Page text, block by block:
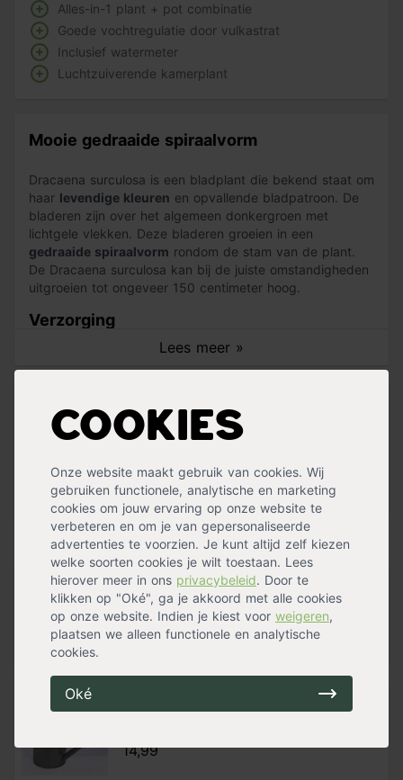
Cookies
Onze website maakt gebruik van cookies. Wij
gebruiken functionele, analytische en marketing
cookies om jouw ervaring op onze website te
verbeteren en om je van gepersonaliseerde
advertenties te voorzien. Je kunt altijd zelf kiezen
welke soorten cookies je wilt toestaan. Lees
hierover meer in ons privacybeleid. Door te
klikken op "Oké", ga je akkoord met alle cookies
op onze website. Indien je kiest voor weigeren,
plaatsen we alleen functionele en analytische
cookies.
Oké
Alles-in-1 plant + pot combinatie
Goede vochtregulatie door vulkastrat
Inclusief watermeter
Luchtzuiverende kamerplant
Mooie gedraaide spiraalvorm
Dracaena surculosa is een bladplant die bekend staat om
haar levendige kleuren en opvallende bladpatroon. De
bladeren zijn over het algemeen donkergroen met
lichtgele vlekken. Deze bladeren groeien in een
gedraaide spiraalvorm rondom de stam van de plant.
De Dracaena surculosa kan bij de juiste omstandigheden
uitgroeien tot ongeveer 150 centimeter hoog.
Lees meer »
Verzorging
voorkom te allen tijde dat de wortels te lang in het water
staan omdat dit kan leiden tot wortelrot. In de winter
geven, terwijl in de zomer een wekelijkse waterbeurt
aanbevolen wordt.
Plantenbak
Baq staat voor hoogwaardige kwaliteit plantenbakken,
waar vanaf het ontwerp tot en met de productie
aandacht is besteed aan detail en afwerking. Door
gebruik te maken van verschillende materialen heeft
iedere Baq plantenbak zijn eigen unieke uitstraling
eigentijds tot tijdloos, van stoer en ruig tot elegant en
verfijnd, van kleurrijk tot minimalistisch.
Alles-in-1 plant + pot combinatie
Deze combinatie bevat een plantenbak die is opgemaakt
met een
Specificaties
Geschikt voor
Binnen
Standplaats
Halfschaduw ,Schaduw
Waterbehoefte
Weinig
Handig voor erbij
Pokon Kamerplanten Voeding
op voorraad
13,99
Elho b.for soft gieter
14,99